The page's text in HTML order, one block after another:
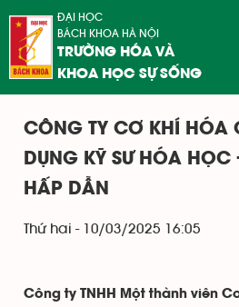
ĐẠI HỌC
BÁCH KHOA HÀ NỘI
TRƯỜNG HÓA VÀ
KHOA HỌC SỰ SỐNG
CÔNG TY CƠ KHÍ HÓA
DỤNG KỸ SƯ HÓA HỌC
HẤP DẪN
Thứ hai - 10/03/2025 16:05
Công ty TNHH Một thành viên